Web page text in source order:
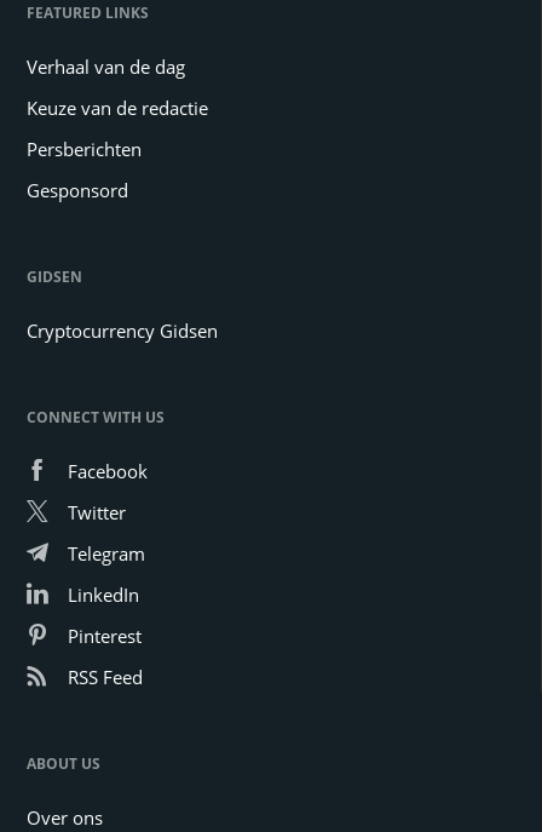
FEATURED LINKS
Verhaal van de dag
Keuze van de redactie
Persberichten
Gesponsord
GIDSEN
Cryptocurrency Gidsen
CONNECT WITH US
Facebook
Twitter
Telegram
LinkedIn
Pinterest
RSS Feed
ABOUT US
Over ons